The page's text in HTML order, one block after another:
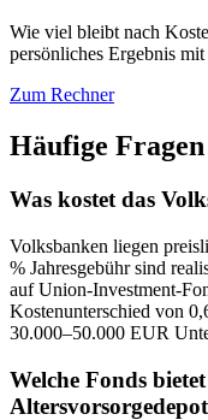
Wie viel bleibt nach
persönliches Ergebnis
Zum Rechner
Häufige
Was kostet das
Volksbanken liegen
% Jahresgebühr sind
auf Union-Investment-
Kostenunterschied von
30.000–50.000 EUR
Welche Fonds